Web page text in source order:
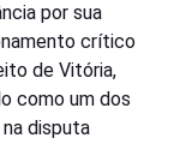
por sua
crítico
de Vitória,
como um dos
disputa